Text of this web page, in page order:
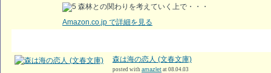
森林との関わりを考えていく上で・・・
Amazon.co.jp で詳細を見る
森は海の恋人 (文春文庫)
posted with amazlet at 08.04.03